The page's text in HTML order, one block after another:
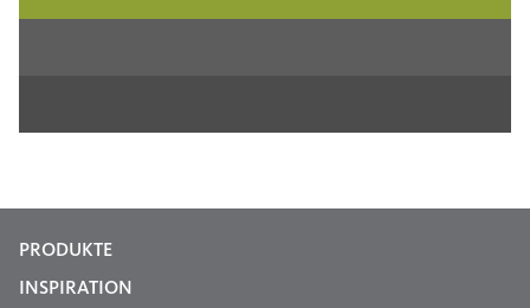
PRODUKTE
INSPIRATION